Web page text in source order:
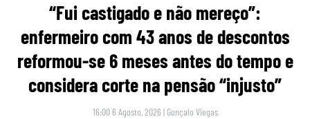
“Fui castigado e não mereço”:
enfermeiro com 43 anos de descontos
reformou-se 6 meses antes do tempo e
considera corte na pensão “injusto”
16:00 6 Agosto, 2026 | Gonçalo Viegas